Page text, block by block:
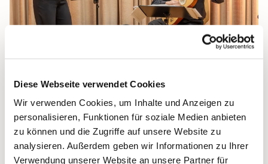
Diese Webseite verwendet Cookies
Wir verwenden Cookies, um Inhalte und Anzeigen zu
personalisieren, Funktionen für soziale Medien anbieten
zu können und die Zugriffe auf unsere Website zu
analysieren. Außerdem geben wir Informationen zu Ihrer
Verwendung unserer Website an unsere Partner für
"Sweet Sounds" bei Paulus: Bilder von
Klaus Böse
"Keltische Lieder und barocke Sonaten" standen
am 08. Februar auf dem Programm im Paulus-